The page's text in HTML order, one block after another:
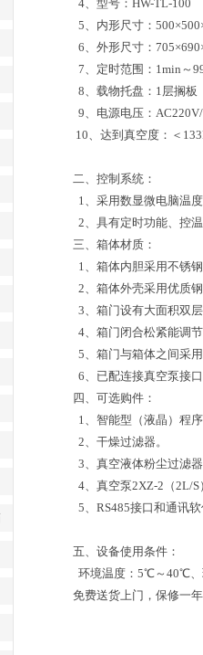
4、型号：HW-TL-100
5、内形尺寸：
6、外形尺寸：
7、定时范围：1min～
8、载物托盘：1层搁板
9、电源电压：
10、达到真空度：＜
二、 控制系统：
1、采用数显微电脑温
2、具有定时功能、控
三、 箱体材质：
1、箱体内胆采用不锈
2、箱体外壳采用优质
3、箱门设有大面积双
4、箱门闭合松紧能调
5、箱门与箱体之间采
6、已配连接真空泵接
四、 可选购件：
1、智能型（液晶）程
2、干燥过滤器。
3、真空液体粉尘过滤
4、真空泵2XZ-2（2L/
5、RS485接口和通讯
五、 设备使用条件：
环境温度：5℃～40℃、
免费送货上门，保修一